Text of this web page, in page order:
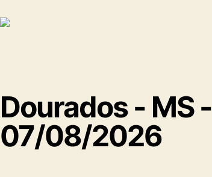
Dourados - MS -
07/08/2026